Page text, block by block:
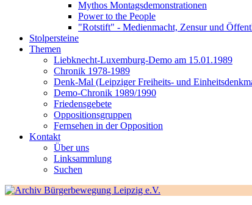
Mythos Montagsdemonstrationen
Power to the People
"Rotstift" - Medienmacht, Zensur und
Stolpersteine
Themen
Liebknecht-Luxemburg-Demo am 15.01.1989
Chronik 1978-1989
Denk-Mal (Leipziger Freiheits- und
Demo-Chronik 1989/1990
Friedensgebete
Oppositionsgruppen
Fernsehen in der Opposition
Kontakt
Über uns
Linksammlung
Suchen